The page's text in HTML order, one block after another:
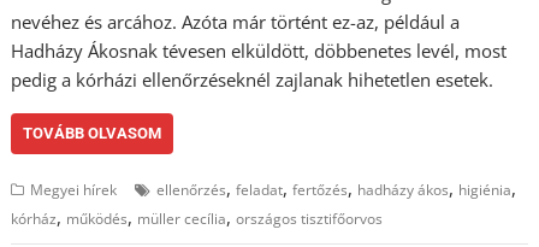
nevéhez és arcához. Azóta már történt ez-az, például a
Hadházy Ákosnak tévesen elküldött, döbbenetes levél, most
pedig a kórházi ellenőrzéseknél zajlanak hihetetlen esetek.
TOVÁBB OLVASOM
Megyei hírek ellenőrzés,feladat,fertőzés, hadházy ákos, higiénia,
kórház, működés, müller cecília,országos tisztifőorvos